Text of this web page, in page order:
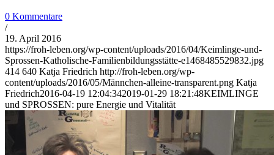
0 Kommentare
/
19. April 2016
https://froh-leben.org/wp-content/uploads/2016/04/Keimlinge-und-
Sprossen-Katholische-Familienbildungsstätte-e1468485529832.jpg
414 640 Katja Friedrich http://froh-leben.org/wp-
content/uploads/2016/05/Männchen-alleine-transparent.png Katja
Friedrich2016-04-19 12:04:342019-01-29 18:21:48KEIMLINGE
und SPROSSEN: pure Energie und Vitalität